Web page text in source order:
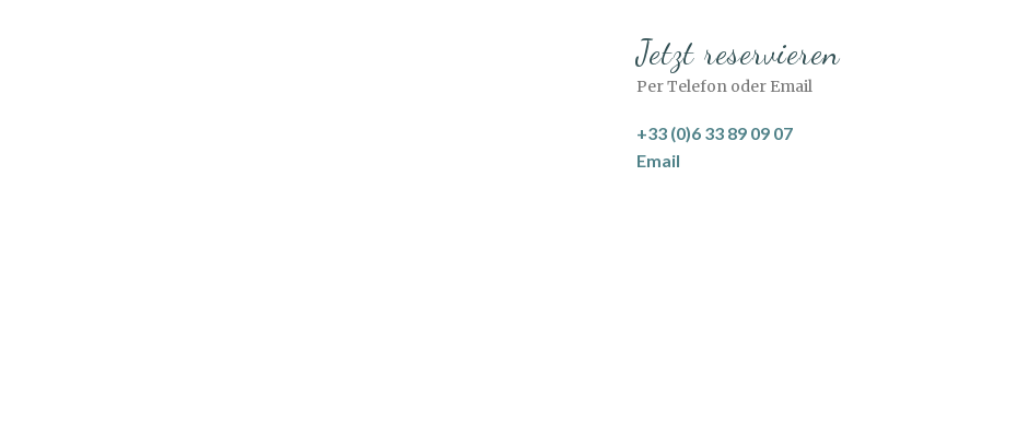
Jetzt reservieren
Per Telefon oder Email
+33 (0)6 33 89 09 07
Email